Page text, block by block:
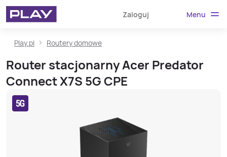
Zaloguj Menu
Play.pl Routery domowe
Router stacjonarny Acer Predator
Connect X7S 5G CPE